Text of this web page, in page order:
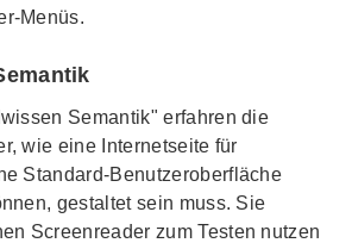
Menüs.
Semantik" erfahren die
wie eine Internetseite für
Standard-Benutzeroberfläche
gestaltet sein muss. Sie
Screenreader zum Testen nutzen